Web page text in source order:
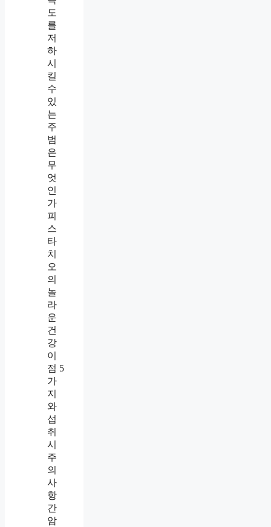
도
를
저
하
시
킬
수
있
는
주
범
은
무
엇
인
가
피
스
타
치
오
의
놀
라
운
건
강
이
점 5
가
지
와
섭
취
시
주
의
사
항
간
암